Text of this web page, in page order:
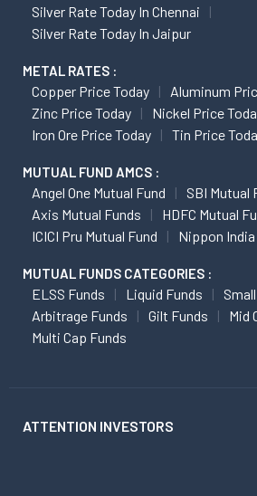
Silver Rate Today In Chennai
Silver Rate Today In Jaipur
METAL RATES :
Copper Price Today
Aluminum
Zinc Price Today
Nickel Price
Iron Ore Price Today
Tin Price
MUTUAL FUND AMCS :
Angel One Mutual Fund
SBI Mutual
Axis Mutual Funds
HDFC Mutual
ICICI Pru Mutual Fund
Nippon
MUTUAL FUNDS CATEGORIES :
ELSS Funds Liquid Funds
Arbitrage Funds
Gilt Funds
Mid
Multi Cap Funds
ATTENTION INVESTORS